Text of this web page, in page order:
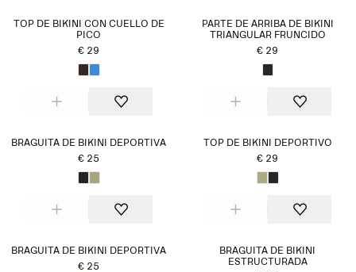
TOP DE BIKINI CON CUELLO DE
PICO
€ 29
PARTE DE ARRIBA DE BIKINI
TRIANGULAR FRUNCIDO
€ 29
BRAGUITA DE BIKINI DEPORTIVA
€ 25
TOP DE BIKINI DEPORTIVO
€ 29
BRAGUITA DE BIKINI DEPORTIVA
€ 25
BRAGUITA DE BIKINI
ESTRUCTURADA